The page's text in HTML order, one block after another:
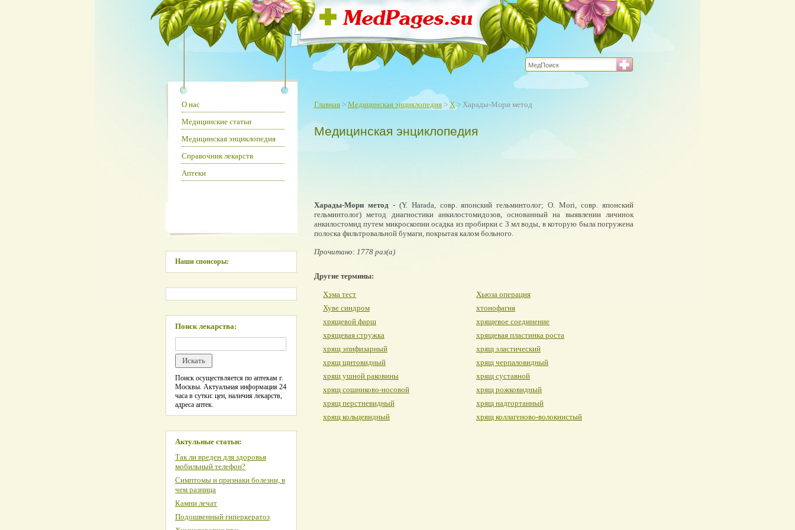
Главная > Медицинская энциклопедия > Х> Харады-Мори метод
Медицинская энциклопедия
Харады-Мори метод- (Y. Harada, совр. японский гельминтолог; О. Mori, совр. японский
гельминтолог) метод диагностики анкилостомидозов, основанный на выявлении личинок
анкилостомид путем микроскопии осадка из пробирки с 3 мл воды, в которую была погружена
полоска фильтровальной бумаги, покрытая калом больного.
Прочитано: 1778 раз(а)
Другие термины:
Хэма тест
Хьюза операция
Хуве синдром
хтонофагия
хрящевой фарш
хрящевое соединение
хрящевая стружка
хрящевая пластинка роста
хрящ эпифизарный
хрящ эластический
хрящ щитовидный
хрящ черпаловидный
хрящ ушной раковины
хрящ суставной
хрящ сошниково-носовой
хрящ рожковидный
хрящ перстневидный
хрящ надгортанный
хрящ кольцевидный
хрящ коллагеново-волокнистый
О нас
Медицинские статьи
Медицинская энциклопедия
Справочник лекарств
Аптеки
Наши спонсоры:
Поиск лекарства:
Поиск осуществляется по аптекам г.
Москвы. Актуальная информация 24
часа в сутки: цен, наличия лекарств,
адреса аптек.
Актульные статьи:
Так ли вреден для здоровья
мобильный телефон?
Симптомы и признаки болезни, в
чем разница
Камни лечат
Подошвенный гиперкератоз